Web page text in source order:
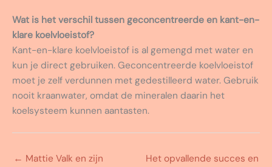
Wat is het verschil tussen geconcentreerde en kant-en-
klare koelvloeistof?
Kant-en-klare koelvloeistof is al gemengd met water en
kun je direct gebruiken. Geconcentreerde koelvloeistof
moet je zelf verdunnen met gedestilleerd water. Gebruik
nooit kraanwater, omdat de mineralen daarin het
koelsysteem kunnen aantasten.
← Mattie Valk en zijn
Het opvallende succes en